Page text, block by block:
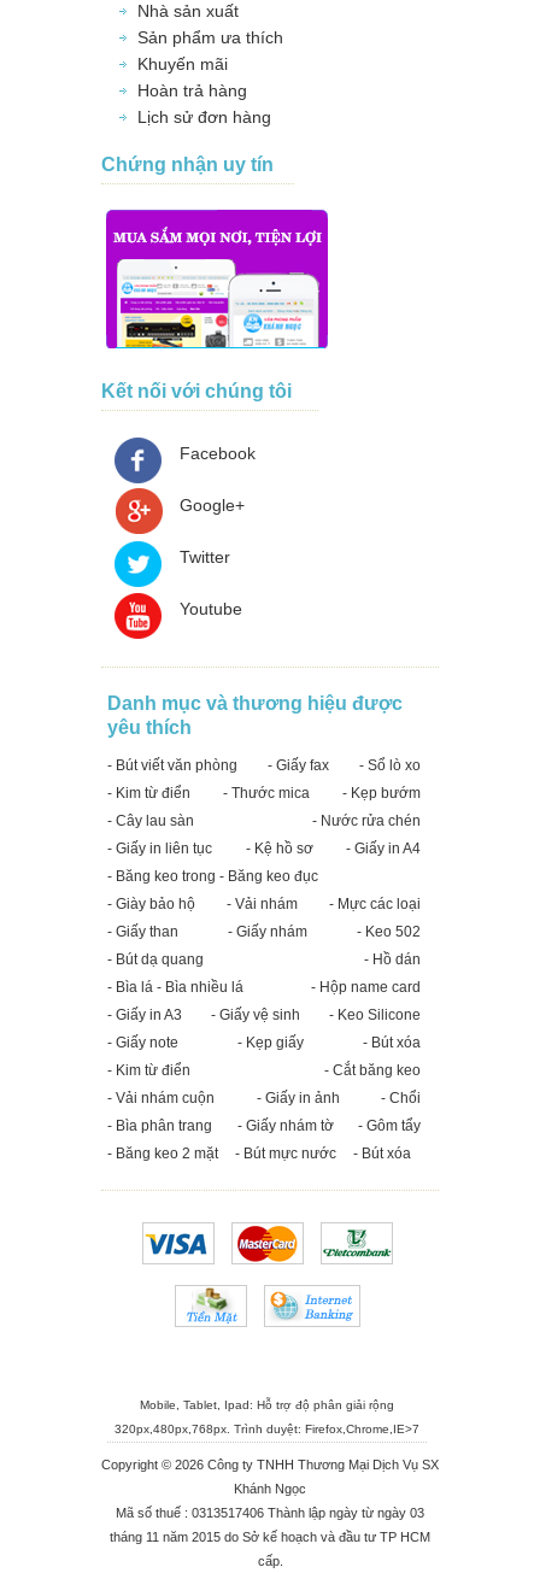
Nhà sản xuất
Sản phẩm ưa thích
Khuyến mãi
Hoàn trả hàng
Lịch sử đơn hàng
Chứng nhận uy tín
Kết nối với chúng tôi
Facebook
Google+
Twitter
Youtube
Danh mục và thương hiệu được
yêu thích
- Bút viết văn phòng - Giấy fax
- Sổ lò xo
- Kim từ điển
- Thước mica
- Kẹp bướm
- Cây lau sàn
- Nước rửa chén
- Giấy in liên tục
- Kệ hồ sơ
- Giấy in A4
- Băng keo trong - Băng keo đục
- Giày bảo hộ
- Vải nhám
- Mực các loại
- Giấy than
- Giấy nhám
- Keo 502
- Bút dạ quang
- Hồ dán
- Bìa lá - Bìa nhiều lá
- Hộp name card
- Giấy in A3
- Giấy vệ sinh
- Keo Silicone
- Giấy note
- Kẹp giấy
- Bút xóa
- Kim từ điển
- Cắt băng keo
- Vải nhám cuộn
- Giấy in ảnh
- Chổi
- Bìa phân trang
- Giấy nhám tờ
- Gôm tẩy
- Băng keo 2 mặt
- Bút mực nước - Bút xóa
Mobile, Tablet, Ipad: Hỗ trợ độ phân giải rộng
320px,480px,768px. Trình duyệt: Firefox,Chrome,IE>7
Copyright © 2026 Công ty TNHH Thương Mại Dịch Vụ SX
Khánh Ngọc
Mã số thuế : 0313517406 Thành lập ngày từ ngày 03
tháng 11 năm 2015 do Sở kế hoạch và đầu tư TP HCM
cấp.